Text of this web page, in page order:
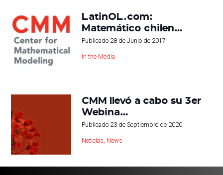
LatinOL.com:
Matemático chilen…
Publicado 28 de Junio de 2017
In the Media
CMM llevó a cabo su 3er
Webina…
Publicado 23 de Septiembre de 2020
Noticias, News